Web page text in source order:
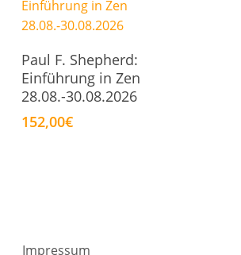
In Den Warenkorb
Paul F. Shepherd:
Einführung in Zen
28.08.-30.08.2026
152,00€
Impressum